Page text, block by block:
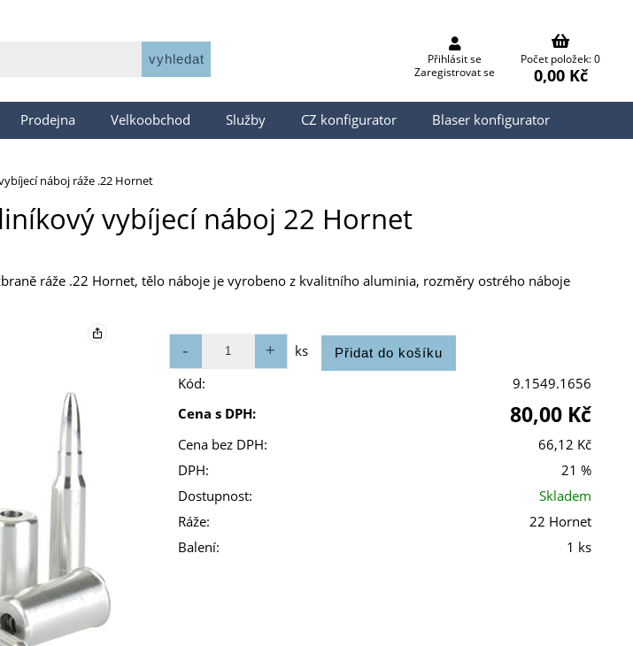
Přihlásit se
Zaregistrovat se
Počet položek: 0
0,00 Kč
Prodejna Velkoobchod Služby CZ konfigurator Blaser konfigurator
náboj ráže .22 Hornet
vybíjecí náboj 22 Hornet
ráže .22 Hornet, tělo náboje je vyrobeno z kvalitního aluminia, rozměry ostrého náboje
ks
Kód:
9.1549.1656
Cena s DPH:
80,00 Kč
Cena bez DPH:
66,12 Kč
DPH:
21 %
Dostupnost:
Skladem
Ráže:
22 Hornet
Balení:
1 ks